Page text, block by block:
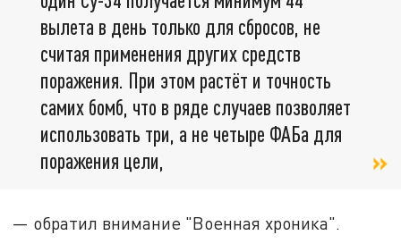
вылета в день только для сбросов, не
считая применения других средств
поражения. При этом растёт и точность
самих бомб, что в ряде случаев позволяет
использовать три, а не четыре ФАБа для
поражения цели,
— обратил внимание "Военная хроника".